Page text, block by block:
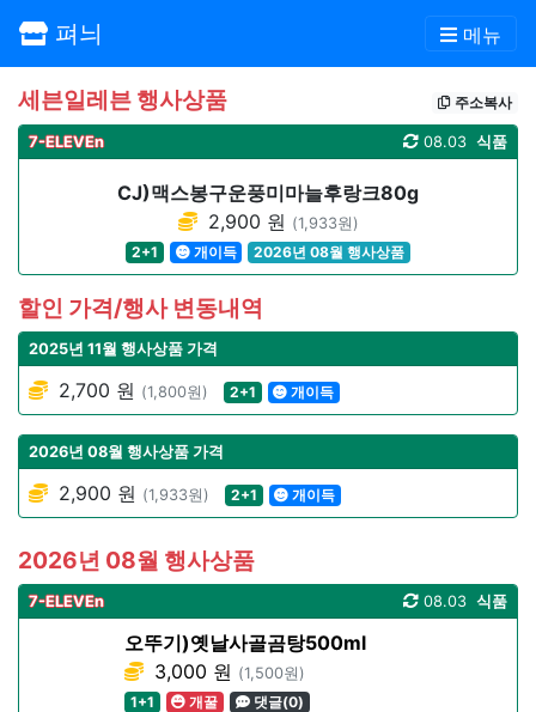
펴늬 메뉴
세븐일레븐 행사상품 주소복사
7-ELEVEn 식품
08.03
CJ)맥스봉구운풍미마늘후랑크80g
2,900 원 (1,933원)
2+1
개이득 2026년 08월 행사상품
할인 가격/행사 변동내역
2025년 11월 행사상품 가격
2,700 원 (1,800원) 2+1 개이득
2026년 08월 행사상품 가격
2,900 원 (1,933원) 2+1 개이득
2026년 08월 행사상품
7-ELEVEn 식품
08.03
오뚜기)옛날사골곰탕500ml
3,000 원 (1,500원)
1+1
개꿀 댓글(0)